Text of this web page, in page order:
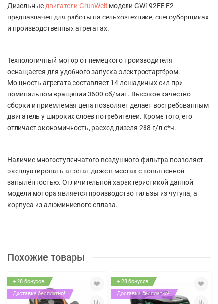
Дизельные двигатели GrunWelt модели GW192FE F2
предназначен для работы на сельхозтехнике, снегоуборщиках
и производственных агрегатах.
Технологичный мотор от немецкого производителя
оснащается для удобного запуска электростартёром.
Мощность агрегата составляет 14 лошадиных сил при
номинальном вращении 3600 об/мин. Высокое качество
сборки и приемлемая цена позволяет делает востребованным
двигатель у широких слоёв потребителей. Кроме того, его
отличает экономичность, расход дизеля 288 г/л.с*ч.
Наличие многоступенчатого воздушного фильтра позволяет
эксплуатировать агрегат даже в местах с повышенной
запылённостью. Отличительной характеристикой данной
модели мотора является производство гильзы из чугуна, а
корпуса из алюминиевого сплава.
Похожие товары
+ 28 бонусов
Доставка бесплатно!
+ 28 бонусов
Доставка бесплатно!